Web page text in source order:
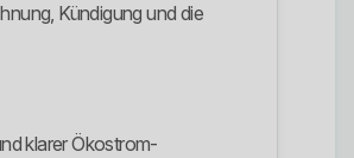
Kündigung und die
klarer Ökostrom-